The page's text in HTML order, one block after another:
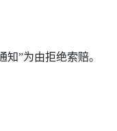
”为由拒绝索赔。